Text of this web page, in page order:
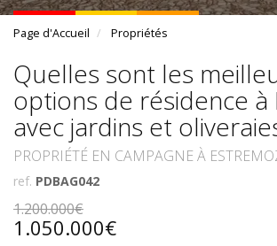
Page d'Accueil Propriétés
Quelles sont les
options de résidence à
avec jardins et
PROPRIÉTÉ EN CAMPAGNE À
ref. PDBAG042
1.200.000€
1.050.000€